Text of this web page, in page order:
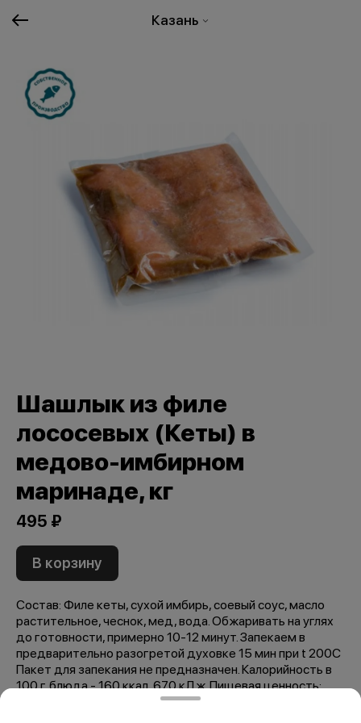
Казань
Шашлык из филе
лососевых (Кеты) в
медово-имбирном
маринаде, кг
495 ₽
В корзину
Состав: Филе кеты, сухой имбирь, соевый соус, масло
растительное, чеснок, мед, вода. Обжаривать на углях
до готовности, примерно 10-12 минут. Запекаем в
предварительно разогретой духовке 15 мин при t 200C
Пакет для запекания не предназначен. Калорийность в
100 г. блюда - 160 ккал, 670 кДж. Пищевая ценность:
жиры - 9 г., белки - 17 г., углеводы - 3 г.